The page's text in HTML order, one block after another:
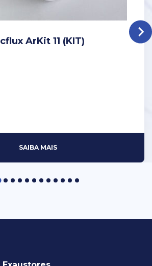
ArKit 11 (KIT)
SAIBA MAIS